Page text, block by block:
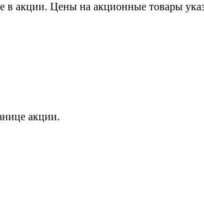
в акции. Цены на акционные товары
акции.